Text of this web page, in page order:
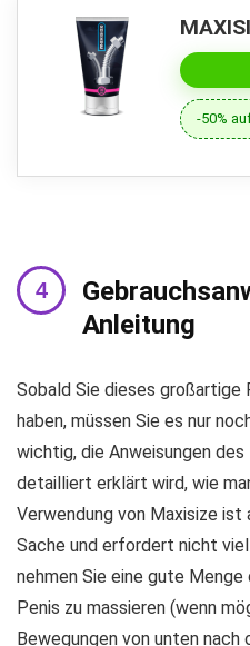
-50%
Anleitung
Sobald Sie dieses großartige
haben, müssen Sie es nur
wichtig, die Anweisungen
detailliert erklärt wird, wie
Verwendung von Maxisize ist
Sache und erfordert nicht
nehmen Sie eine gute Menge
Penis zu massieren (wenn
Bewegungen von unten nach